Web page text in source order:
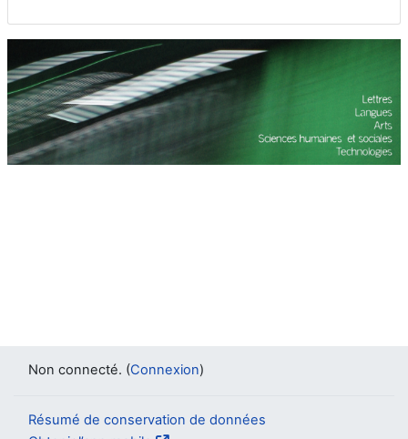
Non connecté. (Connexion)
Résumé de conservation de données